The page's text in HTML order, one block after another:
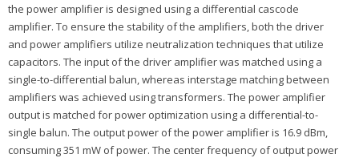
the power amplifier is designed using a differential cascode
amplifier. To ensure the stability of the amplifiers, both the driver
and power amplifiers utilize neutralization techniques that utilize
capacitors. The input of the driver amplifier was matched using a
single-to-differential balun, whereas interstage matching between
amplifiers was achieved using transformers. The power amplifier
output is matched for power optimization using a differential-to-
single balun. The output power of the power amplifier is 16.9 dBm,
consuming 351 mW of power. The center frequency of output power